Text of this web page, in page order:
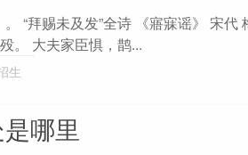
“拜赐未及发”全诗 《寤寐谣》 宋代
。 大夫家臣惧，鹊...
生
哪里